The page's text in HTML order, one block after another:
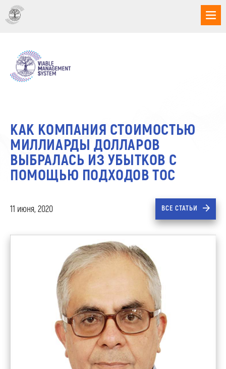
КАК КОМПАНИЯ СТОИМОСТЬЮ
МИЛЛИАРДЫ ДОЛЛАРОВ
ВЫБРАЛАСЬ ИЗ УБЫТКОВ С
ПОМОЩЬЮ ПОДХОДОВ ТОС
11 июня, 2020 ВСЕ СТАТЬИ